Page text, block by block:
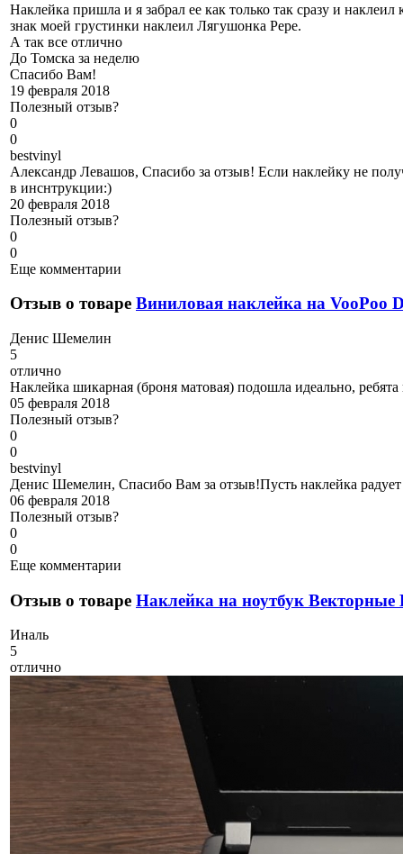
Наклейка пришла и я забрал ее как только так сразу и
знак моей грустинки наклеил Лягушонка Pepe.
А так все отлично
До Томска за неделю
Спасибо Вам!
19 февраля 2018
Полезный отзыв?
0
0
bestvinyl
Александр Левашов, Спасибо за отзыв! Если наклейку не
в инснтрукции:)
20 февраля 2018
Полезный отзыв?
0
0
Еще комментарии
Отзыв о товаре Виниловая наклейка на VooPoo
Денис Шемелин
5
отлично
Наклейка шикарная (броня матовая) подошла идеально,
05 февраля 2018
Полезный отзыв?
0
0
bestvinyl
Денис Шемелин, Спасибо Вам за отзыв!Пусть наклейка радует
06 февраля 2018
Полезный отзыв?
0
0
Еще комментарии
Отзыв о товаре Наклейка на ноутбук
Иналь
5
отлично